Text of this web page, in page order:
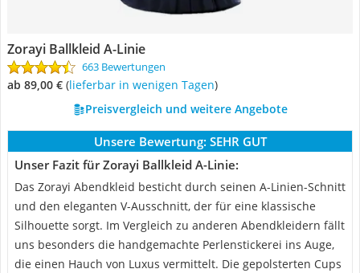
Zorayi Ballkleid A-Linie
663 Bewertungen
ab 89,00 € ( Lieferbar in wenigen Tagen)
Preisvergleich und weitere Angebote
Unsere Bewertung: SEHR GUT
Unser Fazit für Zorayi Ballkleid A-Linie:
Das Zorayi Abendkleid besticht durch seinen A-Linien-Schnitt
und den eleganten V-Ausschnitt, der für eine klassische
Silhouette sorgt. Im Vergleich zu anderen Abendkleidern fällt
uns besonders die handgemachte Perlenstickerei ins Auge,
die einen Hauch von Luxus vermittelt. Die gepolsterten Cups